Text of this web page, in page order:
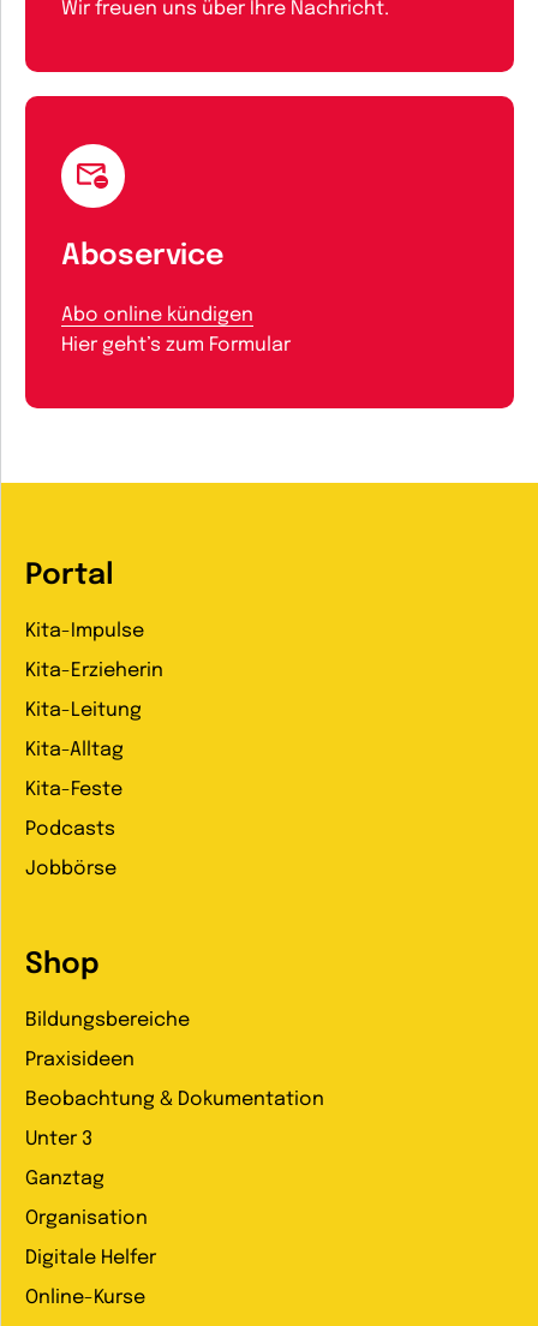
Wir freuen uns über Ihre Nachricht.
Aboservice
Abo online kündigen
Hier geht’s zum Formular
Portal
Kita-Impulse
Kita-Erzieherin
Kita-Leitung
Kita-Alltag
Kita-Feste
Podcasts
Jobbörse
Shop
Bildungsbereiche
Praxisideen
Beobachtung & Dokumentation
Unter 3
Ganztag
Organisation
Digitale Helfer
Online-Kurse